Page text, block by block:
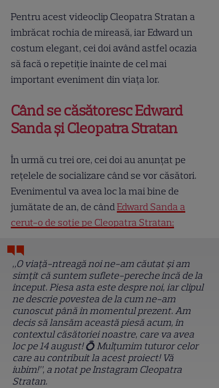
Pentru acest videoclip Cleopatra Stratan a
îmbrăcat rochia de mireasă, iar Edward un
costum elegant, cei doi având astfel ocazia
să facă o repetiție înainte de cel mai
important eveniment din viața lor.
Când se căsătoresc Edward
Sanda și Cleopatra Stratan
În urmă cu trei ore, cei doi au anunțat pe
rețelele de socializare când se vor căsători.
Evenimentul va avea loc la mai bine de
jumătate de an, de cândEdward Sanda a
cerut-o de soție pe Cleopatra Stratan;
„O viață-ntreagă noi ne-am căutat și am
simțit că suntem suflete-pereche încă de la
început. Piesa asta este despre noi, iar clipul
ne descrie povestea de la cum ne-am
cunoscut până în momentul prezent. Am
decis să lansăm această piesă acum, în
contextul căsătoriei noastre, care va avea
loc pe 14 august! 💍 Mulțumim tuturor celor
care au contribuit la acest proiect! Vă
iubim!”, a notat pe Instagram Cleopatra
Stratan.